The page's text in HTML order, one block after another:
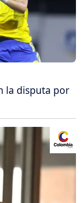
la disputa por